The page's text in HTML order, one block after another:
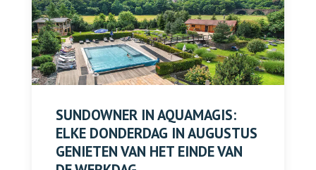
SUNDOWNER IN AQUAMAGIS:
ELKE DONDERDAG IN AUGUSTUS
GENIETEN VAN HET EINDE VAN